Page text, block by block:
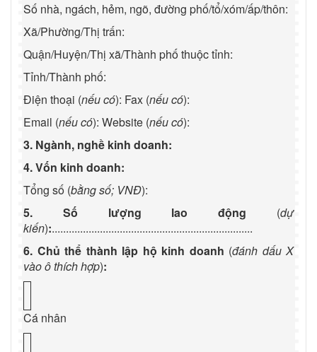
Số nhà, ngách, hẻm, ngõ, đường phố/tổ/xóm/ấp/thôn:
Xã/Phường/Thị trấn:
Quận/Huyện/Thị xã/Thành phố thuộc tỉnh:
Tỉnh/Thành phố:
Điện thoại (nếu có): Fax (nếu có):
Email (nếu có): Website (nếu có):
3. Ngành, nghề kinh doanh:
4. Vốn kinh doanh:
Tổng số (bằng số; VNĐ):
5. Số lượng lao động (dự
kiến):.......................................................................
6. Chủ thể thành lập hộ kinh doanh (đánh dấu X
vào ô thích hợp):
Cá nhân